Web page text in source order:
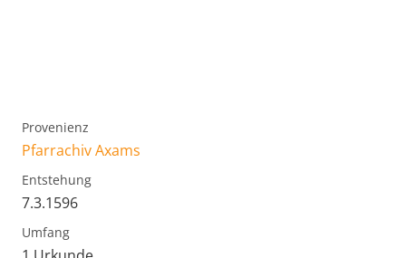
Provenienz
Pfarrachiv Axams
Entstehung
7.3.1596
Umfang